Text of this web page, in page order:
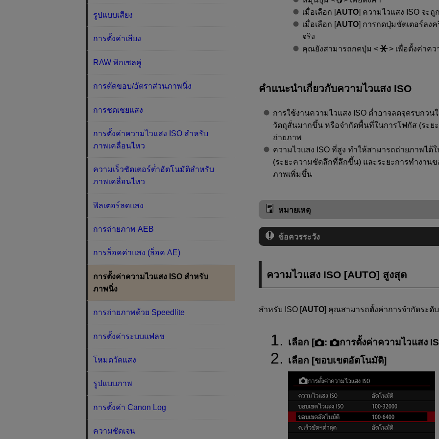
เมื่อเลือก [AUTO] ความไวแสง ISO จะ
เมื่อเลือก [AUTO] การกดปุ่มชัตเตอร์ลง
จริง
คุณยังสามารถกดปุ่ม
เพื่อตั้งค่าคว
คำแนะนำเกี่ยวกับความไวแสง ISO
การใช้งานความไวแสง ISO ต่ำอาจลดจุดรบกว
วัตถุสั่นมากขึ้น หรือจำกัดพื้นที่ในการโฟกัส (ระ
ถ่ายภาพ
ความไวแสง ISO ที่สูง ทำให้สามารถถ่ายภาพไ
(ระยะความชัดลึกที่ลึกขึ้น) และระยะการทำงาน
ภาพเพิ่มขึ้น
หมายเหตุ
ข้อควรระวัง
ความไวแสง ISO [AUTO] สูงสุด
สำหรับ ISO [AUTO] คุณสามารถตั้งค่าการจำกัดระดั
เลือก [ :
การตั้งค่าความไวแสง
เลือก [ขอบเขตอัตโนมัติ]
รูปแบบเสียง
การตั้งค่าเสียง
RAW พิกเซลคู่
การตัดขอบ/อัตราส่วนภาพนิ่ง
การชดเชยแสง
การตั้งค่าความไวแสง ISO สำหรับ
ภาพเคลื่อนไหว
ความเร็วชัตเตอร์ต่ำอัตโนมัติสำหรับ
ภาพเคลื่อนไหว
ฟิลเตอร์ลดแสง
การถ่ายภาพ AEB
การล็อคค่าแสง (ล็อค AE)
การตั้งค่าความไวแสง ISO สำหรับ
ภาพนิ่ง
การถ่ายภาพด้วย Speedlite
การตั้งค่าระบบแฟลช
โหมดวัดแสง
รูปแบบภาพ
การตั้งค่า Canon Log
ความชัดเจน